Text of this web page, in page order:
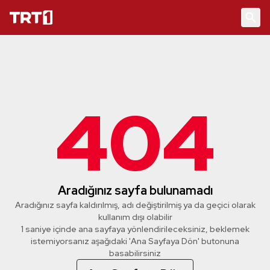
404
Aradığınız sayfa bulunamadı
Aradığınız sayfa kaldırılmış, adı değiştirilmiş ya da geçici olarak
kullanım dışı olabilir
1 saniye içinde ana sayfaya yönlendirileceksiniz, beklemek
istemiyorsanız aşağıdaki 'Ana Sayfaya Dön' butonuna
basabilirsiniz